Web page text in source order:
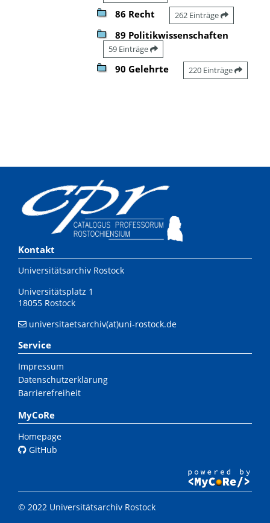
86 Recht 262 Einträge
89 Politikwissenschaften
59 Einträge
90 Gelehrte 220 Einträge
Kontakt
Universitätsarchiv Rostock
Universitätsplatz 1
18055 Rostock
universitaetsarchiv(at)uni-rostock.de
Service
Impressum
Datenschutzerklärung
Barrierefreiheit
MyCoRe
Homepage
GitHub
© 2022 Universitätsarchiv Rostock